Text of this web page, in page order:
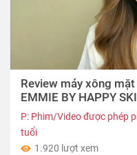
12:35
Review máy xông
EMMIE BY HAPPY
P: Phim/Video được phép
tuổi
1.920 lượt xem